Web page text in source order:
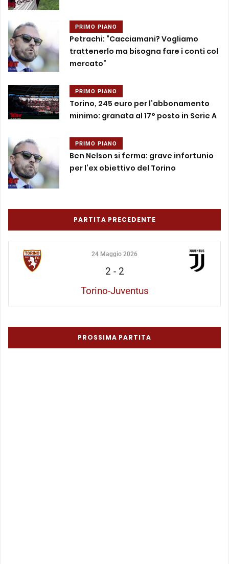
PRIMO PIANO
Petrachi: “Cacciamani? Vogliamo
trattenerlo ma bisogna fare i conti col
mercato”
PRIMO PIANO
Torino, 245 euro per l’abbonamento
minimo: granata al 17° posto in Serie A
PRIMO PIANO
Ben Nelson si ferma: grave infortunio
per l’ex obiettivo del Torino
PARTITA PRECEDENTE
24 Maggio 2026
2 - 2
Torino-Juventus
PROSSIMA PARTITA